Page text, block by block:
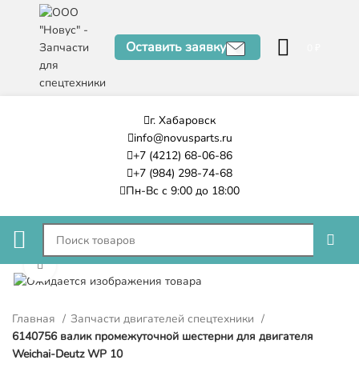
Оставить заявку
г. Хабаровск
info@novusparts.ru
+7 (4212) 68-06-86
+7 (984) 298-74-68
Пн-Вс с 9:00 до 18:00
Нажмите, чтобы увеличить
Главная
Запчасти двигателей спецтехники
6140756 валик промежуточной шестерни для двигателя
Weichai-Deutz WP 10